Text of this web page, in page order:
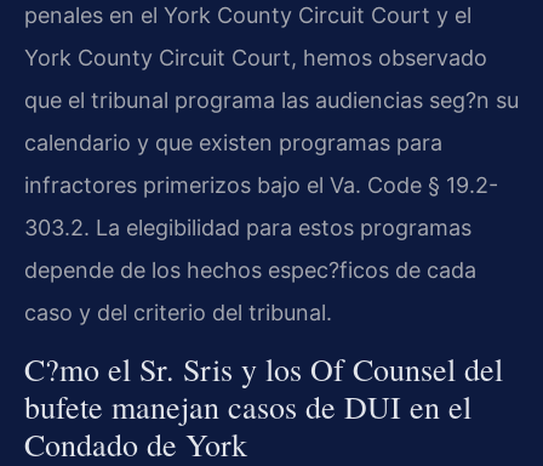
penales en el York County Circuit Court y el
York County Circuit Court, hemos observado
que el tribunal programa las audiencias seg?n su
calendario y que existen programas para
infractores primerizos bajo el Va. Code § 19.2-
303.2. La elegibilidad para estos programas
depende de los hechos espec?ficos de cada
caso y del criterio del tribunal.
C?mo el Sr. Sris y los Of Counsel del
bufete manejan casos de DUI en el
Condado de York